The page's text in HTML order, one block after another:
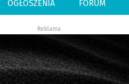
OGŁOSZENIA FORUM
Reklama